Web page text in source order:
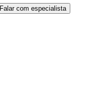
Falar com especialista